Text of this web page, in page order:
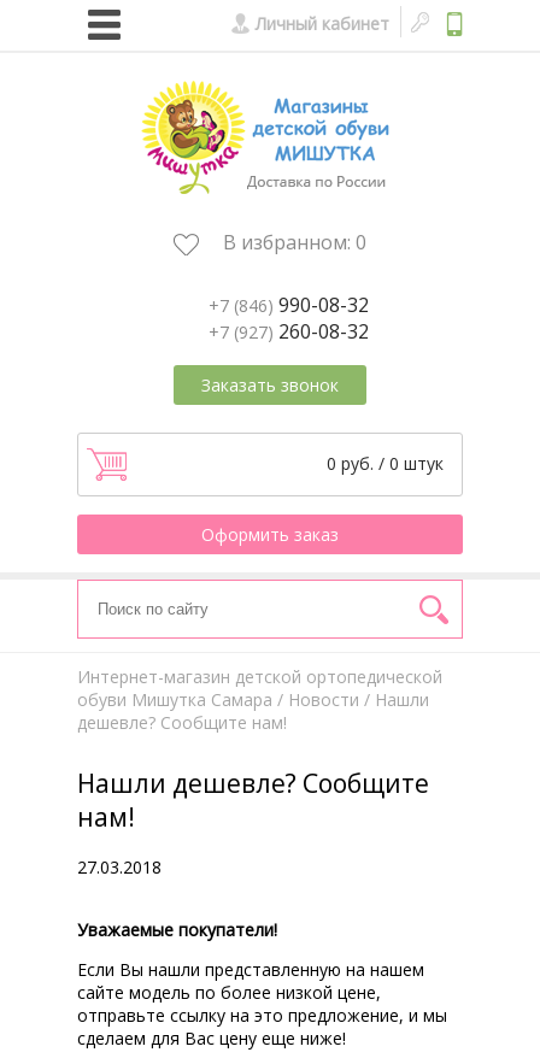
Личный кабинет
В избранном: 0
+7 (846) 990-08-32
+7 (927) 260-08-32
Заказать звонок
0 руб. / 0 штук
Оформить заказ
Интернет-магазин детской ортопедической
обуви Мишутка Самара / Новости / Нашли
дешевле? Сообщите нам!
Нашли дешевле? Сообщите
нам!
27.03.2018
Уважаемые покупатели!
Если Вы нашли представленную на нашем
сайте модель по более низкой цене,
отправьте ссылку на это предложение, и мы
сделаем для Вас цену еще ниже!